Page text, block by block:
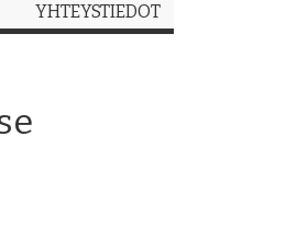
YHTEYSTIEDOT